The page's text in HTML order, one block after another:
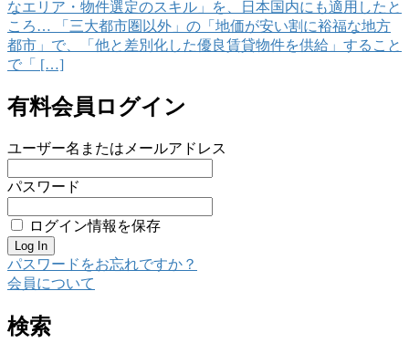
なエリア・物件選定のスキル」を、日本国内にも適用したと
ころ… 「三大都市圏以外」の「地価が安い割に裕福な地方
都市」で、「他と差別化した優良賃貸物件を供給」すること
で「 […]
有料会員ログイン
ユーザー名またはメールアドレス
パスワード
ログイン情報を保存
パスワードをお忘れですか？
会員について
検索